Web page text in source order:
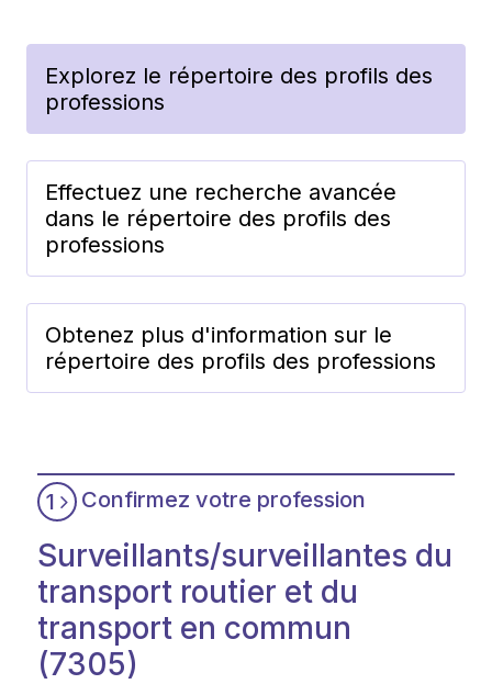
Explorez le répertoire des profils des
professions
Effectuez une recherche avancée
dans le répertoire des profils des
professions
Obtenez plus d'information sur le
répertoire des profils des professions
1 Confirmez votre profession
Surveillants/surveillantes du
transport routier et du
transport en commun
(7305)